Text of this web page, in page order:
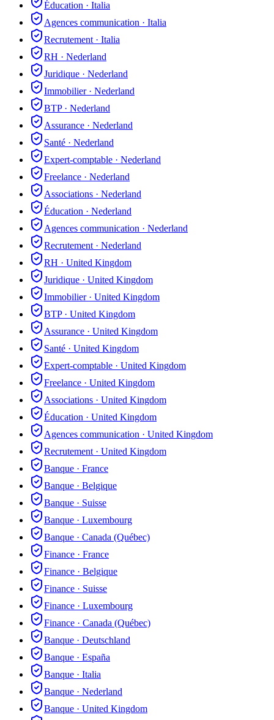
Éducation · Italia
Agences communication · Italia
Recrutement · Italia
RH · Nederland
Juridique · Nederland
Immobilier· Nederland
BTP· Nederland
Assurance · Nederland
Santé · Nederland
Expert-comptable · Nederland
Freelance · Nederland
Associations · Nederland
Éducation · Nederland
Agences communication · Nederland
Recrutement · Nederland
RH · United Kingdom
Juridique · United Kingdom
Immobilier· United Kingdom
BTP· United Kingdom
Assurance · United Kingdom
Santé · United Kingdom
Expert-comptable · United Kingdom
Freelance · United Kingdom
Associations · United Kingdom
Éducation · United Kingdom
Agences communication · United Kingdom
Recrutement · United Kingdom
Banque · France
Banque · Belgique
Banque · Suisse
Banque · Luxembourg
Banque · Canada (Québec)
Finance · France
Finance · Belgique
Finance · Suisse
Finance · Luxembourg
Finance · Canada (Québec)
Banque · Deutschland
Banque · España
Banque · Italia
Banque · Nederland
Banque · United Kingdom